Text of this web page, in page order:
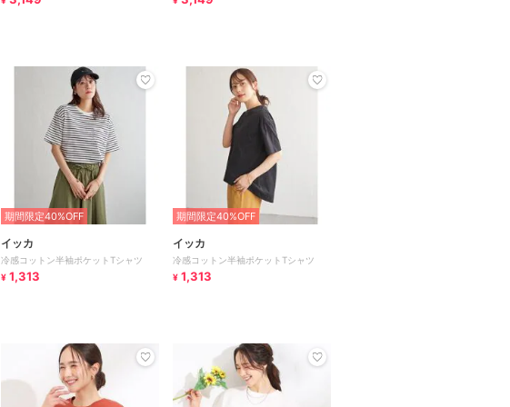
期間限定40%OFF
イッカ
冷感コットン半袖ポケットTシャツ
¥ 1,313
期間限定40%OFF
イッカ
冷感コットン半袖ポケットTシャツ
¥ 1,313